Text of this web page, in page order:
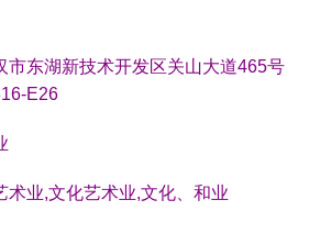
市东湖新技术开发区关山大道465号
E26
术业,文化艺术业,文化、和业